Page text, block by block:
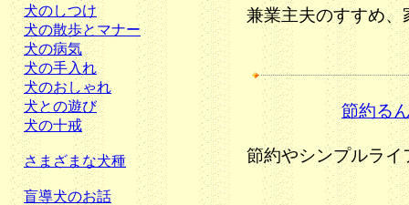
兼業主夫のすすめ
節約る
節約やシンプルラ
犬のしつけ
犬の散歩とマナー
犬の病気
犬の手入れ
犬のおしゃれ
犬との遊び
犬の十戒
さまざまな犬種
盲導犬のお話